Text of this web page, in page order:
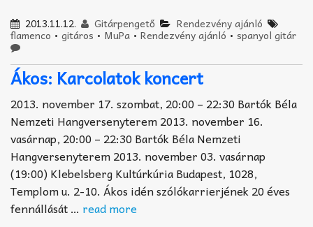
2013.11.12. Gitárpengető Rendezvény ajánló
flamenco • gitáros • MuPa • Rendezvény ajánló • spanyol gitár
Ákos: Karcolatok koncert
2013. november 17. szombat, 20:00 – 22:30 Bartók Béla
Nemzeti Hangversenyterem 2013. november 16.
vasárnap, 20:00 – 22:30 Bartók Béla Nemzeti
Hangversenyterem 2013. november 03. vasárnap
(19:00) Klebelsberg Kultúrkúria Budapest, 1028,
Templom u. 2-10. Ákos idén szólókarrierjének 20 éves
fennállását … read more